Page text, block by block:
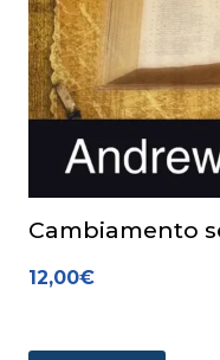
Cambiamento
12,00€